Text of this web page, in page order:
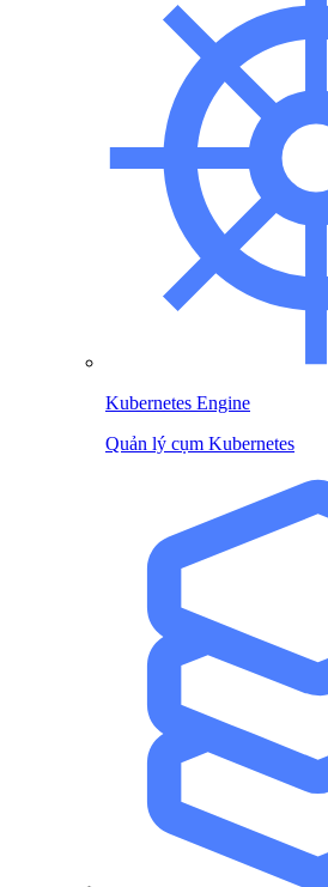
Kubernetes Engine
Quản lý cụm Kubernetes